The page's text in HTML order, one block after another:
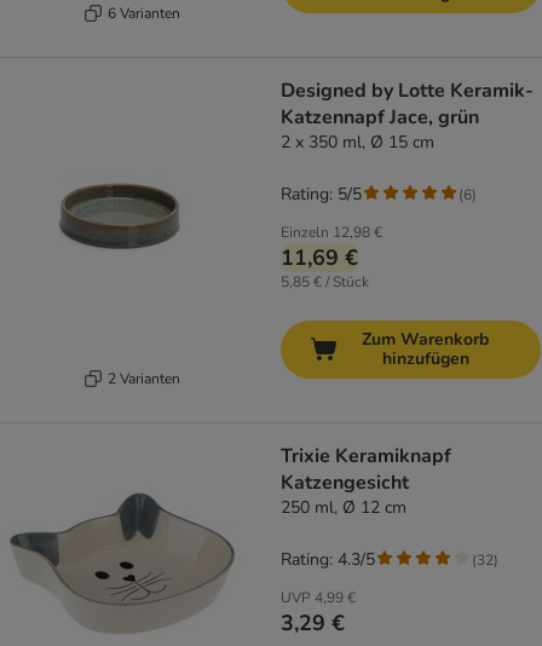
6 Varianten
2 Varianten
Designed by Lotte Keramik-
Katzennapf Jace, grün
2 x 350 ml, Ø 15 cm
Einzeln 12,98 €
11,69 €
5,85 € / Stück
Rating: 5/5 (6)
Zum Warenkorb
hinzufügen
Trixie Keramiknapf
Katzengesicht
250 ml, Ø 12 cm
UVP 4,99 €
3,29 €
Rating: 4.3/5 (32)